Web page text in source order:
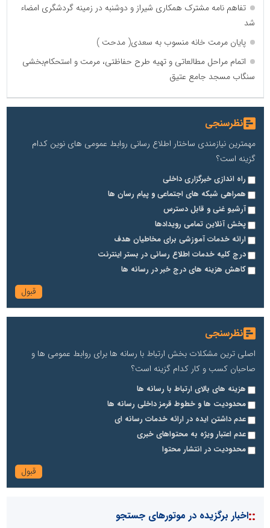
تفاهم نامه مشترک همکاری شیراز و دوشنبه در زمینه گردشگری امضاء
شد
پایان مرمت خانه منسوب به سعدی( مدحت )
اتمام مراحل مطالعاتی و تهیه طرح حفاظتی، مرمت و استحکام‌بخشی
سنگاب مسجد جامع عتیق
نظرسنجی
مهمترین نیازمندی ساختار اطلاع رسانی روابط عمومی های نوین کدام
گزینه است؟
راه اندازی خبرگزاری داخلی
همراهی شبکه های اجتماعی و پیام رسان ها
آرشیو غنی و قابل دسترس
پخش آنلاین تمامی رویدادها
ارائه خدمات آموزشی برای مخاطیان هدف
درج کلیه خدمات اطلاع رسانی در بستر اینترنت
کاهش هزینه های درج خبر در رسانه ها
نظرسنجی
اصلی ترین مشکلات بخش ارتباط با رسانه ها برای روابط عمومی ها و
صاحبان کسب و کار کدام گزینه است؟
هزینه های بالای ارتباط با رسانه ها
محدودیت ها و خطوط قرمز داخلی رسانه ها
عدم داشتن ایده در ارائه خدمات رسانه ای
عدم اعتبار ویژه به محتواهای خبری
محدودیت در انتشار محتوا
::اخبار برگزیده در موتورهای جستجو